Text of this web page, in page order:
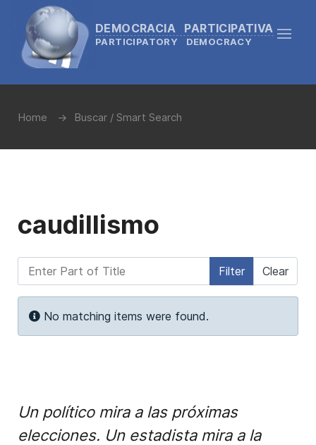
DEMOCRACIA PARTICIPATIVA
PARTICIPATORY DEMOCRACY
Home Buscar / Smart Search
caudillismo
Enter Part of Title Filter Clear
Info
No matching items were found.
Un político mira a las próximas
elecciones. Un estadista mira a la